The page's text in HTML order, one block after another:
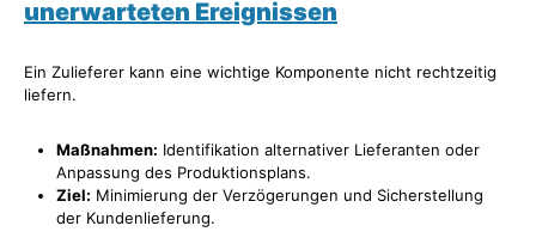
unerwarteten Ereignissen
Ein Zulieferer kann eine wichtige Komponente nicht rechtzeitig
liefern.
Maßnahmen: Identifikation alternativer Lieferanten oder
Anpassung des Produktionsplans.
Ziel: Minimierung der Verzögerungen und Sicherstellung
der Kundenlieferung.